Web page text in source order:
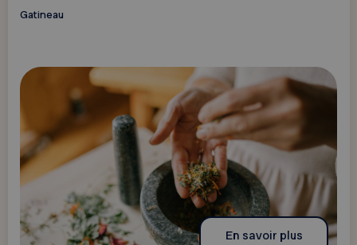
Gatineau
En savoir plus